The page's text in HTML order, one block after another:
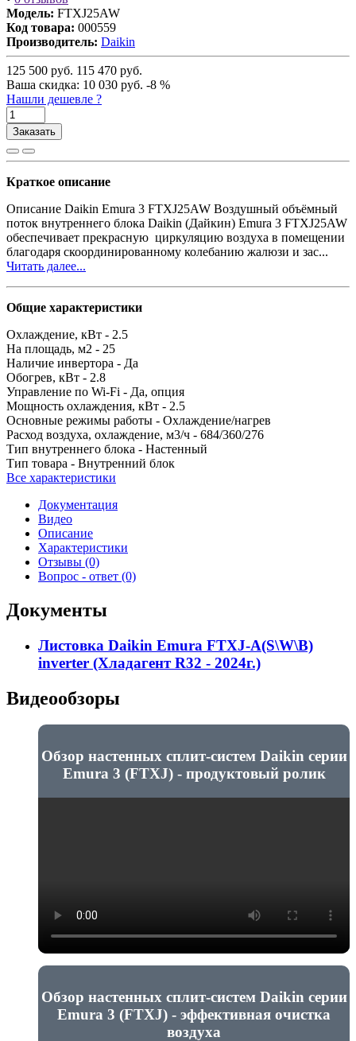
Модель: FTXJ25AW
Код товара: 000559
Производитель: Daikin
125 500 руб. 115 470 руб.
Ваша cкидка: 10 030 руб. -8 %
Нашли дешевле ?
Заказать
Краткое описание
Описание Daikin Emura 3 FTXJ25AW Воздушный объёмный
поток внутреннего блока Daikin (Дайкин) Emura 3 FTXJ25AW
обеспечивает прекрасную циркуляцию воздуха в помещении
благодаря скоординированному колебанию жалюзи и зас...
Читать далее...
Общие характеристики
Охлаждение, кВт - 2.5
На площадь, м2 - 25
Наличие инвертора - Да
Обогрев, кВт - 2.8
Управление по Wi-Fi - Да, опция
Мощность охлаждения, кВт - 2.5
Основные режимы работы - Охлаждение/нагрев
Расход воздуха, охлаждение, м3/ч - 684/360/276
Тип внутреннего блока - Настенный
Тип товара - Внутренний блок
Все характеристики
Документация
Видео
Описание
Характеристики
Отзывы (0)
Вопрос - ответ (0)
Документы
Листовка Daikin Emura FTXJ-A(S\W\B)
inverter (Хладагент R32 - 2024г.)
Видеообзоры
Обзор настенных сплит-систем Daikin серии
Emura 3 (FTXJ) - продуктовый ролик
Обзор настенных сплит-систем Daikin серии
Emura 3 (FTXJ) - эффективная очистка
воздуха